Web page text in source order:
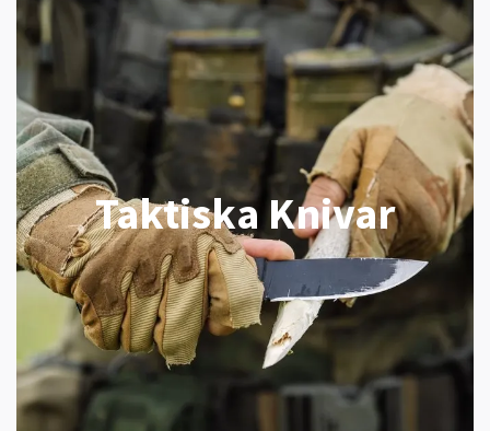
Taktiska Knivar